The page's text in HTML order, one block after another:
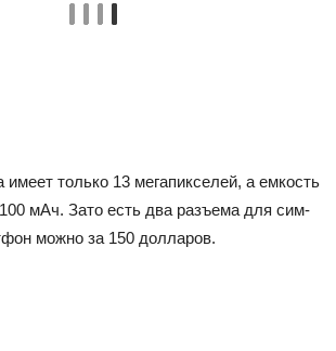
только 13 мегапикселей, а емкость
мАч. Зато есть два разъема для сим-
можно за 150 долларов.